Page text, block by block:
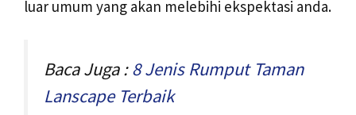
luar umum yang akan melebihi ekspektasi anda.
Baca Juga :8 Jenis Rumput Taman
Lanscape Terbaik